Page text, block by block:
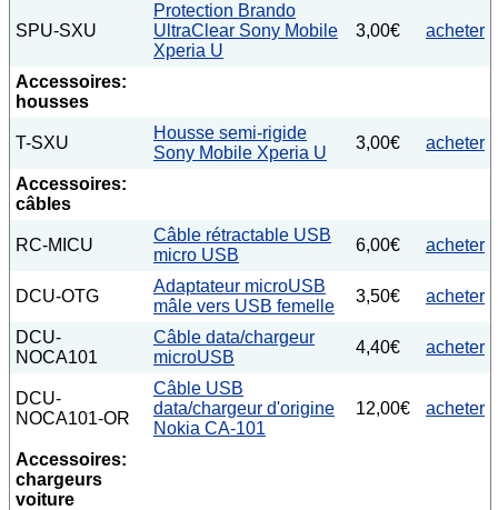
SPU-SXU
Protection Brando
UltraClear Sony Mobile
Xperia U
3,00€ acheter
Accessoires:
housses
T-SXU
Housse semi-rigide
Sony Mobile Xperia U
3,00€ acheter
Accessoires:
câbles
RC-MICU
Câble rétractable USB
micro USB
6,00€ acheter
DCU-OTG
Adaptateur microUSB
mâle vers USB femelle
3,50€ acheter
DCU-
NOCA101
Câble data/chargeur
microUSB
4,40€ acheter
DCU-
NOCA101-OR
Câble USB
data/chargeur d'origine
Nokia CA-101
12,00€ acheter
Accessoires:
chargeurs
voiture